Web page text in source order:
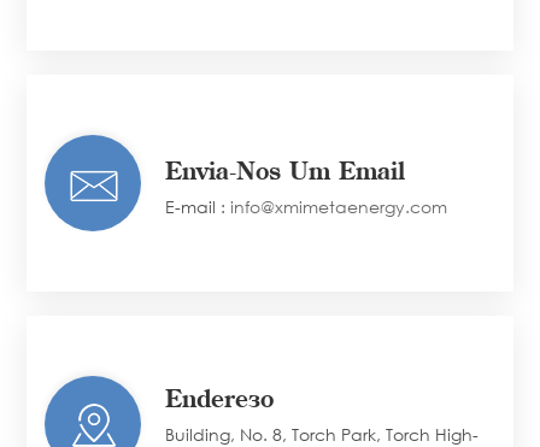
Envia-Nos Um Email
E-mail :info@xmimetaenergy.com
Endereço
Building, No. 8, Torch Park, Torch High-